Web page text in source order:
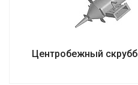
Центробежный